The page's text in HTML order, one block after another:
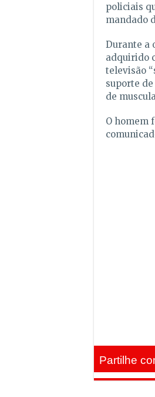
policiais
mandado
Durante a
adquirido
televisão
suporte
de
O homem
Partilhe